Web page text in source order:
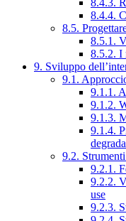
8.4.3.
8.4.4.
8.5.
8.5.1.
8.5.2. I
9. Sviluppo
9.1.
9.1.1.
9.1.2.
9.1.3.
9.1.4.
9.2.
9.2.1.
9.2.2.
use
9.2.3.